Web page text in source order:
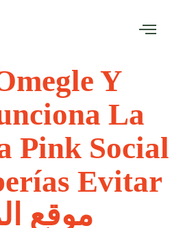
Y
La
Pink Social
Evitar
موقع